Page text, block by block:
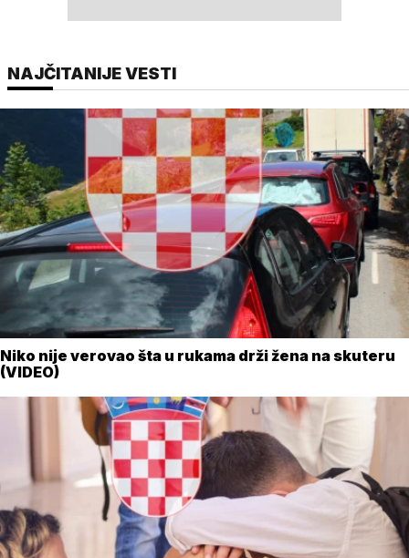
NAJČITANIJE VESTI
Niko nije verovao šta u rukama drži žena na skuteru
(VIDEO)